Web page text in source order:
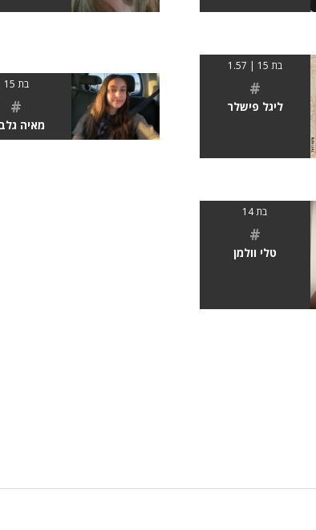
בת 15 | 1.57
#
ליגל פישלר
בת 15
#
מאיה
בת 14
#
טלי וולמן